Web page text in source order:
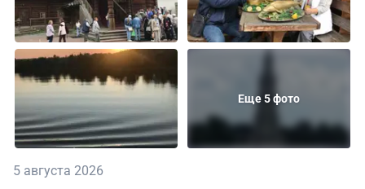
Еще 5 фото
5 августа 2026